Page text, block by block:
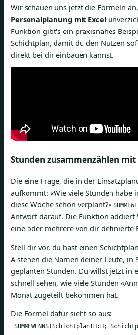
Wir schauen uns jetzt die Formeln
Personalplanung mit Excel
Funktion gibt's ein praxisnahes
Schichtplan, damit du den Nutzen
direkt bei dir einbauen kannst.
Stunden zusammenzählen mit
Die eine Frage, die in der
aufkommt: «Wie viele Stunden habe
diese Woche schon verplant?»
Antwort darauf. Die Funktion addiert
eine oder mehrere von dir definierte
Stell dir vor, du hast einen
A stehen die Namen deiner Leute, in
geplanten Stunden. Du willst jetzt in
schnell sehen, wie viele Stunden
Monat zugeteilt bekommen hat.
Die Formel dafür sieht so aus:
=SUMMEWENNS(Schichtplan!H:H;